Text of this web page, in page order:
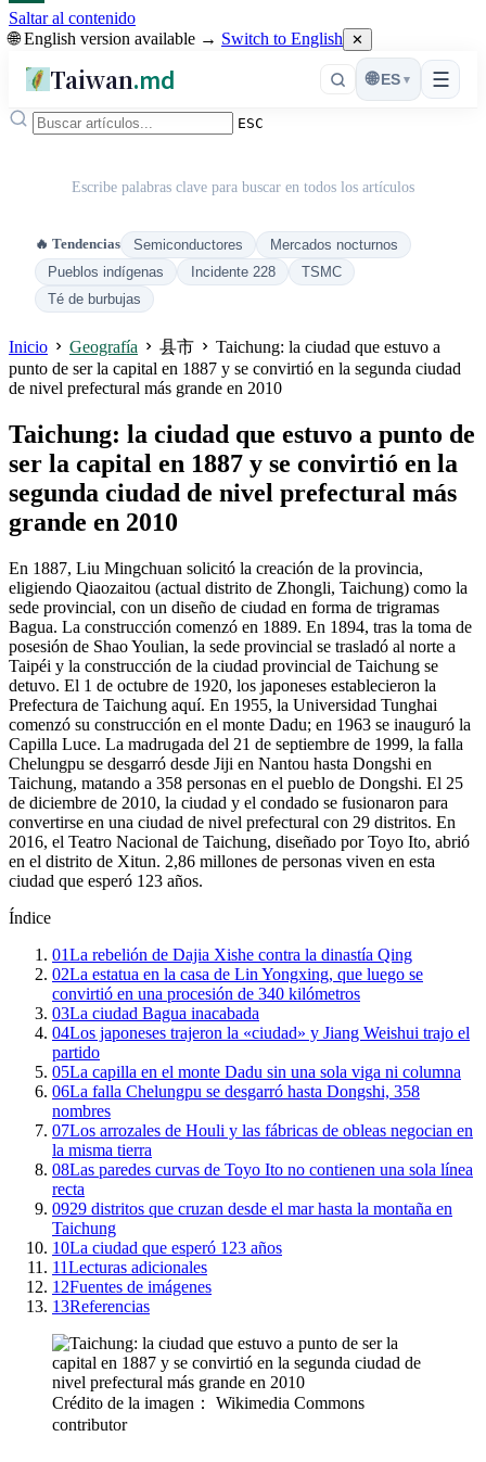
Saltar al contenido
🌐 English version available → Switch to English ✕
Taiwan.md ☰
🌐 ES ▾
ESC
Escribe palabras clave para buscar en todos los artículos
🔥 Tendencias Semiconductores
Mercados nocturnos
Pueblos indígenas
Incidente 228
TSMC
Té de burbujas
Inicio Geografía 县市
Taichung: la ciudad que estuvo a
punto de ser la capital en 1887 y se convirtió en la segunda ciudad
de nivel prefectural más grande en 2010
Taichung: la ciudad que estuvo a punto de
ser la capital en 1887 y se convirtió en la
segunda ciudad de nivel prefectural más
grande en 2010
En 1887, Liu Mingchuan solicitó la creación de la provincia,
eligiendo Qiaozaitou (actual distrito de Zhongli, Taichung) como la
sede provincial, con un diseño de ciudad en forma de trigramas
Bagua. La construcción comenzó en 1889. En 1894, tras la toma de
posesión de Shao Youlian, la sede provincial se trasladó al norte a
Taipéi y la construcción de la ciudad provincial de Taichung se
detuvo. El 1 de octubre de 1920, los japoneses establecieron la
Prefectura de Taichung aquí. En 1955, la Universidad Tunghai
comenzó su construcción en el monte Dadu; en 1963 se inauguró la
Capilla Luce. La madrugada del 21 de septiembre de 1999, la falla
Chelungpu se desgarró desde Jiji en Nantou hasta Dongshi en
Taichung, matando a 358 personas en el pueblo de Dongshi. El 25
de diciembre de 2010, la ciudad y el condado se fusionaron para
convertirse en una ciudad de nivel prefectural con 29 distritos. En
2016, el Teatro Nacional de Taichung, diseñado por Toyo Ito, abrió
en el distrito de Xitun. 2,86 millones de personas viven en esta
ciudad que esperó 123 años.
Índice
01La rebelión de Dajia Xishe contra la dinastía Qing
02La estatua en la casa de Lin Yongxing, que luego se
convirtió en una procesión de 340 kilómetros
03La ciudad Bagua inacabada
04Los japoneses trajeron la «ciudad» y Jiang Weishui trajo el
partido
05La capilla en el monte Dadu sin una sola viga ni columna
06La falla Chelungpu se desgarró hasta Dongshi, 358
nombres
07Los arrozales de Houli y las fábricas de obleas negocian en
la misma tierra
08Las paredes curvas de Toyo Ito no contienen una sola línea
recta
0929 distritos que cruzan desde el mar hasta la montaña en
Taichung
10La ciudad que esperó 123 años
11Lecturas adicionales
12Fuentes de imágenes
13Referencias
Crédito de la imagen： Wikimedia Commons
contributor